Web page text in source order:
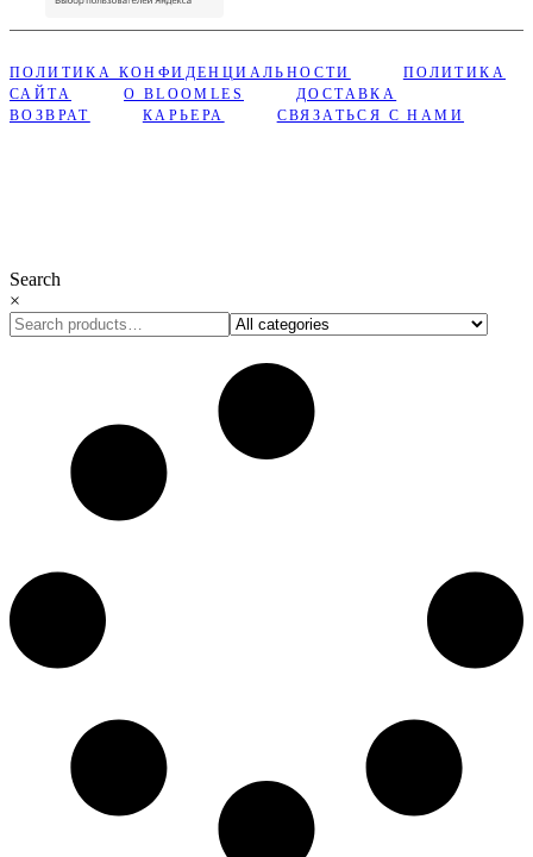
ПОЛИТИКА КОНФИДЕНЦИАЛЬНОСТИ
ПОЛИТИКА
САЙТА
О BLOOMLES
ДОСТАВКА
ВОЗВРАТ
КАРЬЕРА СВЯЗАТЬСЯ С НАМИ
Search
×